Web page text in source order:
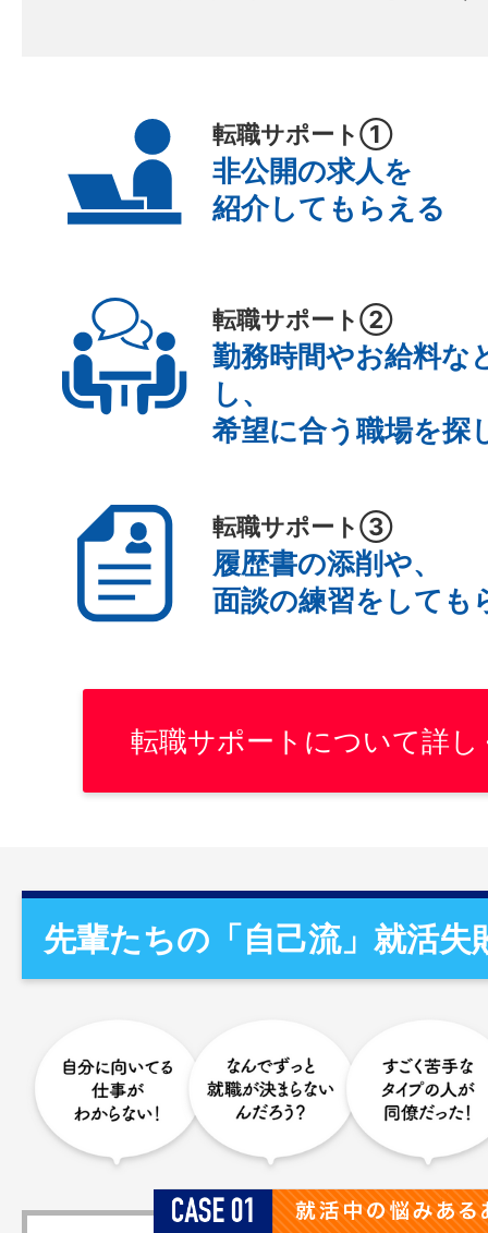
転職サポート①
非公開の求人を
紹介してもらえる
転職サポート②
勤務時間やお給料な
し、
希望に合う職場を探
転職サポート③
履歴書の添削や、
面談の練習をしても
転職サポートについて詳し
先輩たちの「自己流」就活失